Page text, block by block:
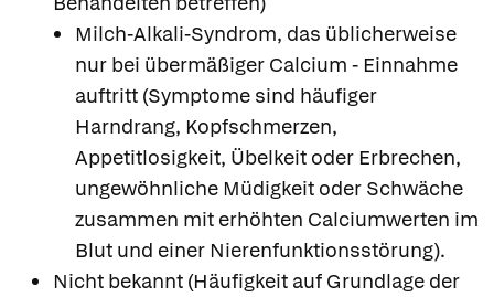
Milch-Alkali-Syndrom, das üblicherweise
nur bei übermäßiger Calcium - Einnahme
auftritt (Symptome sind häufiger
Harndrang, Kopfschmerzen,
Appetitlosigkeit, Übelkeit oder Erbrechen,
ungewöhnliche Müdigkeit oder Schwäche
zusammen mit erhöhten Calciumwerten im
Blut und einer Nierenfunktionsstörung).
Nicht bekannt (Häufigkeit auf Grundlage der